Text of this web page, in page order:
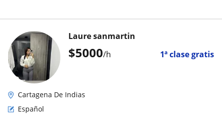
$5000/h 1ª clase gratis
Laure sanmartin
Cartagena De Indias
Español